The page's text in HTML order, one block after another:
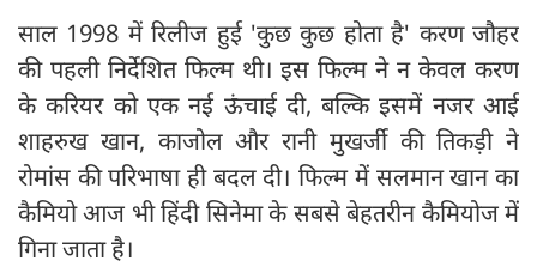
साल 1998 में रिलीज हुई 'कुछ कुछ होता है' करण जौहर
की पहली निर्देशित फिल्म थी। इस फिल्म ने न केवल करण
के करियर को एक नई ऊंचाई दी, बल्कि इसमें नजर आई
शाहरुख खान, काजोल और रानी मुखर्जी की तिकड़ी ने
रोमांस की परिभाषा ही बदल दी। फिल्म में सलमान खान का
कैमियो आज भी हिंदी सिनेमा के सबसे बेहतरीन कैमियोज में
गिना जाता है।